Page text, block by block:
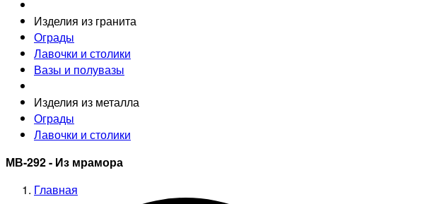
Изделия из гранита
Ограды
Лавочки и столики
Вазы и полувазы
Изделия из металла
Ограды
Лавочки и столики
МВ-292 - Из мрамора
Главная